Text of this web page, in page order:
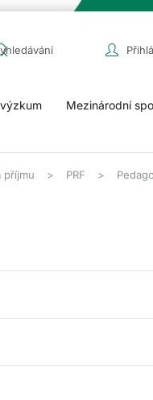
Mezinárodní
příjmu PRF